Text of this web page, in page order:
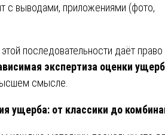
с выводами, приложениями (фото,
последовательности даёт право
экспертиза оценки
смысле.
ущерба: от классики до